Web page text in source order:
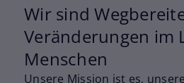
Wir sind
Veränderungen im
Menschen
Unsere Mission ist es,